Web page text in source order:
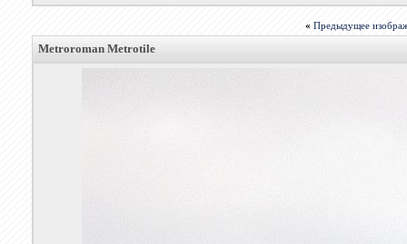
« Предыдущее
Metroroman Metrotile